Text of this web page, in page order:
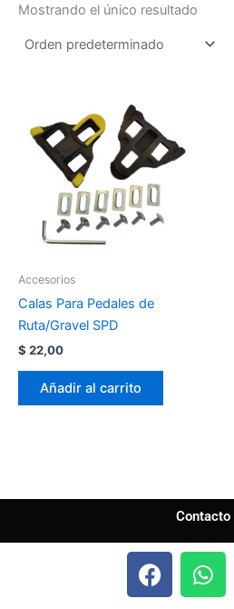
Mostrando el único resultado
Accesorios
Calas Para Pedales de
Ruta/Gravel SPD
$ 22,00
Añadir al carrito
Contacto
F
a
W
h